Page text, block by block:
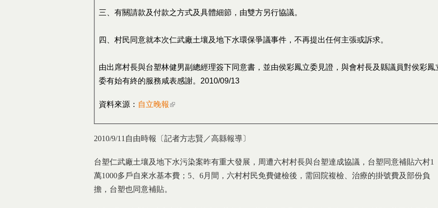
三、有關請款及付款之方式及具體細節，由雙方另行協議。
四、村民同意就本次仁武廠土壤及地下水環保爭議事件，不再提出任何主張或訴求。
由出席村長與台塑林健男副總經理簽下同意書，並由侯彩鳳立委見證，與會村長及縣議員對侯彩鳳
委有始有終的服務咸表感謝。2010/09/13
資料來源： 自立晚報 (link is external)
2010/9/11自由時報〔記者方志賢／高縣報導〕
台塑仁武廠土壤及地下水污染案昨有重大發展，周遭六村村長與台塑達成協議，台塑同意補貼六村1
萬1000多戶自來水基本費；5、6月間，六村村民免費健檢後，需回院複檢、治療的掛號費及部份負
擔，台塑也同意補貼。